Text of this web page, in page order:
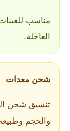
مناسب
العاجلة.
شحن معدات
تنسيق شحن
والحجم